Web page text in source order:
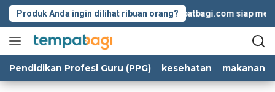
Langsung
Produk Anda ingin dilihat ribuan orang?Tempatbagi.com siap
Pendidikan Profesi Guru (PPG) kesehatan makanan